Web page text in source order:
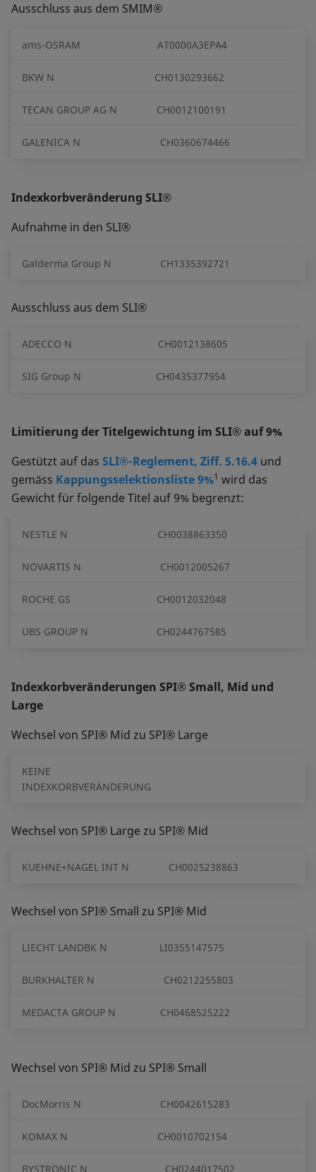
Ausschluss aus dem SMIM®
ams-OSRAM AT0000A3EPA4
BKW N CH0130293662
TECAN GROUP AG N CH0012100191
GALENICA N CH0360674466
Indexkorbveränderung SLI®
Aufnahme in den SLI®
Galderma Group N CH1335392721
Ausschluss aus dem SLI®
ADECCO N CH0012138605
SIG Group N CH0435377954
Limitierung der Titelgewichtung im SLI® auf 9%
Gestützt auf das SLI®-Reglement, Ziff. 5.16.4 und
gemäss Kappungsselektionsliste 9%1 wird das
Gewicht für folgende Titel auf 9% begrenzt:
NESTLE N CH0038863350
NOVARTIS N CH0012005267
ROCHE GS CH0012032048
UBS GROUP N CH0244767585
Indexkorbveränderungen SPI® Small, Mid und
Large
Wechsel von SPI® Mid zu SPI® Large
KEINE
INDEXKORBVERÄNDERUNG
Wechsel von SPI® Large zu SPI® Mid
KUEHNE+NAGEL INT N CH0025238863
Wechsel von SPI® Small zu SPI® Mid
LIECHT LANDBK N LI0355147575
BURKHALTER N CH0212255803
MEDACTA GROUP N CH0468525222
Wechsel von SPI® Mid zu SPI® Small
DocMorris N CH0042615283
KOMAX N CH0010702154
BYSTRONIC N CH0244017502